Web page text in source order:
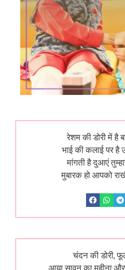
रेशम की डोरी में है
भाई की कलाई पर है
मांगती है दुआएं
मुबारक हो आपको
चंदन की डोरी,